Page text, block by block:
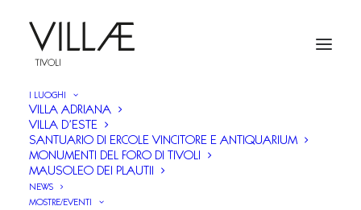
I LUOGHI
VILLA ADRIANA
VILLA D’ESTE
SANTUARIO DI ERCOLE VINCITORE E ANTIQUARIUM
MONUMENTI DEL FORO DI TIVOLI
MAUSOLEO DEI PLAUTII
NEWS
MOSTRE/EVENTI
Né spelunca o caverna è
fra i sassi… Ninfei antichi